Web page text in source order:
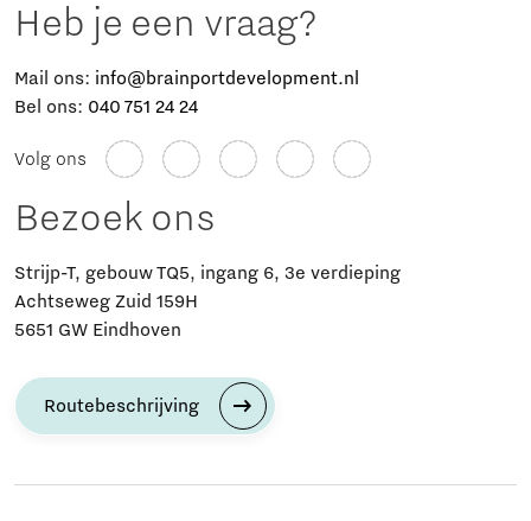
Heb je een vraag?
Mail ons: info@brainportdevelopment.nl
Bel ons: 040 751 24 24
Volg ons
Bezoek ons
Strijp-T, gebouw TQ5, ingang 6, 3e verdieping
Achtseweg Zuid 159H
5651 GW Eindhoven
Routebeschrijving